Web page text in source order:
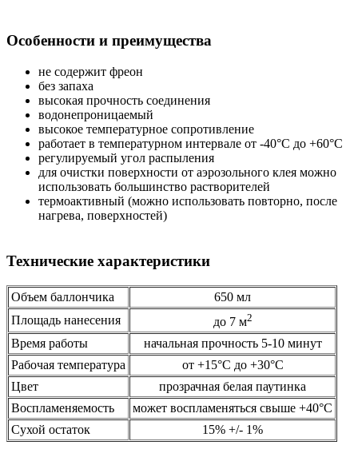
Особенности и преимущества
не содержит фреон
без запаха
высокая прочность соединения
водонепроницаемый
высокое температурное сопротивление
работает в температурном интервале от -40°С до +60°С
регулируемый угол распыления
для очистки поверхности от аэрозольного клея можно
использовать большинство растворителей
термоактивный (можно использовать повторно, после
нагрева, поверхностей)
Технические характеристики
Объем баллончика
650 мл
Площадь нанесения
до 7 м2
Время работы
начальная прочность 5-10 минут
Рабочая температура
от +15°С до +30°С
Цвет
прозрачная белая паутинка
Воспламеняемость
может воспламеняться свыше +40°С
Сухой остаток
15% +/- 1%